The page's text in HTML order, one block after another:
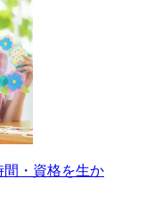
・資格を生か